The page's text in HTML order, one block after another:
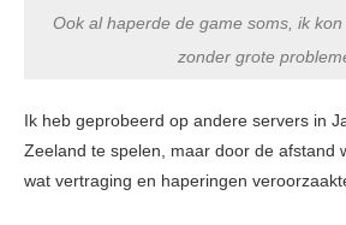
Ook al haperde de game soms, ik
zonder grote
Ik heb geprobeerd op andere servers in
Zeeland te spelen, maar door de afstand
wat vertraging en haperingen